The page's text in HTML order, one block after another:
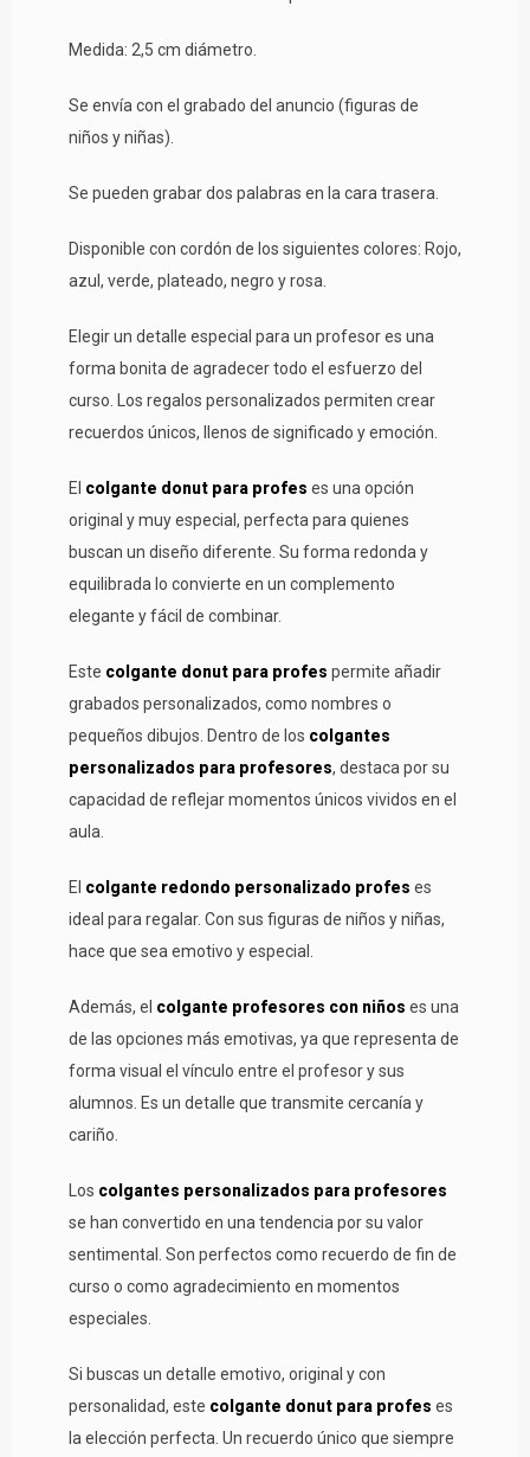
Medida: 2,5 cm diámetro.
Se envía con el grabado del anuncio (figuras de
niños y niñas).
Se pueden grabar dos palabras en la cara trasera.
Disponible con cordón de los siguientes colores: Rojo,
azul, verde, plateado, negro y rosa.
Elegir un detalle especial para un profesor es una
forma bonita de agradecer todo el esfuerzo del
curso. Los regalos personalizados permiten crear
recuerdos únicos, llenos de significado y emoción.
El colgante donut para profes es una opción
original y muy especial, perfecta para quienes
buscan un diseño diferente. Su forma redonda y
equilibrada lo convierte en un complemento
elegante y fácil de combinar.
Este colgante donut para profes permite añadir
grabados personalizados, como nombres o
pequeños dibujos. Dentro de los colgantes
personalizados para profesores, destaca por su
capacidad de reflejar momentos únicos vividos en el
aula.
El colgante redondo personalizado profes es
ideal para regalar. Con sus figuras de niños y niñas,
hace que sea emotivo y especial.
Además, el colgante profesores con niños es una
de las opciones más emotivas, ya que representa de
forma visual el vínculo entre el profesor y sus
alumnos. Es un detalle que transmite cercanía y
cariño.
Los colgantes personalizados para profesores
se han convertido en una tendencia por su valor
sentimental. Son perfectos como recuerdo de fin de
curso o como agradecimiento en momentos
especiales.
Si buscas un detalle emotivo, original y con
personalidad, este colgante donut para profes es
la elección perfecta. Un recuerdo único que siempre